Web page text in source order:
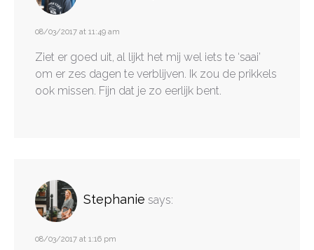
08/03/2017 at 11:49 am
Ziet er goed uit, al lijkt het mij wel iets te ‘saai’
om er zes dagen te verblijven. Ik zou de prikkels
ook missen. Fijn dat je zo eerlijk bent.
Stephanie says:
08/03/2017 at 1:16 pm